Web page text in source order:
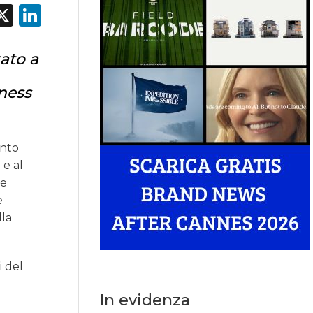
X LinkedIn
a
al
In evidenza